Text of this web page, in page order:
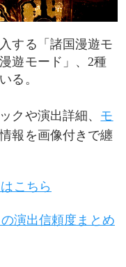
する「諸国漫遊モ
遊モード」、2種
る。
クや演出詳細、 モ
報を画像付きで纏
こちら
演出信頼度まとめ